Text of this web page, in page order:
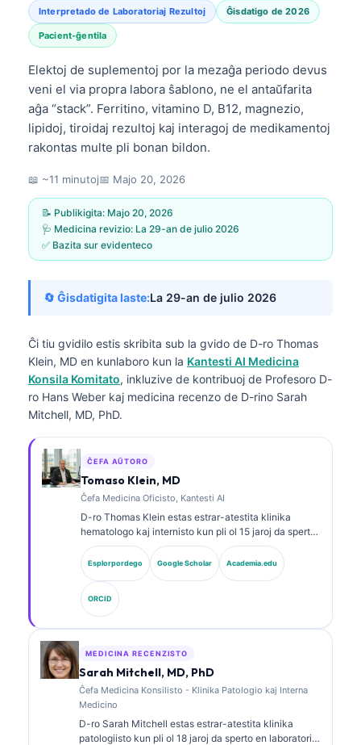
Interpretado de Laboratoriaj Rezultoj Ĝisdatigo de 2026
Pacient-ĝentila
Elektoj de suplementoj por la mezaĝa periodo devus
veni el via propra labora ŝablono, ne el antaŭfarita
aĝa “stack”. Ferritino, vitamino D, B12, magnezio,
lipidoj, tiroidaj rezultoj kaj interagoj de medikamentoj
rakontas multe pli bonan bildon.
📖 ~11 minutoj📅 Majo 20, 2026
📝 Publikigita: Majo 20, 2026
🩺 Medicina revizio: La 29-an de julio 2026
✅ Bazita sur evidenteco
🔄 Ĝisdatigita laste:La 29-an de julio 2026
Ĉi tiu gvidilo estis skribita sub la gvido de D-ro Thomas
Klein, MD en kunlaboro kun la Kantesti AI Medicina
Konsila Komitato, inkluzive de kontribuoj de Profesoro D-
ro Hans Weber kaj medicina recenzo de D-rino Sarah
Mitchell, MD, PhD.
ĈEFA AŬTORO
Tomaso Klein, MD
Ĉefa Medicina Oficisto, Kantesti AI
D-ro Thomas Klein estas estrar-atestita klinika
hematologo kaj internisto kun pli ol 15 jaroj da sperto
en laboratoria medicino kaj AI-helpita klinika analizo.
Kiel Ĉefa Medicina Oficiro ĉe Kantesti AI, li provizas
klinikan superrigardon pri la medicina precizeco de la
proprieta neŭrala reto. D-ro Klein publikigis vaste pri
interpretado de biomarkiloj kaj laboratoria
diagnozado pri temoj de laboratoria medicino.
Esplorpordego Google Scholar Academia.edu
ORCID
MEDICINA RECENZISTO
Sarah Mitchell, MD, PhD
Ĉefa Medicina Konsilisto - Klinika Patologio kaj Interna
Medicino
D-ro Sarah Mitchell estas estrar-atestita klinika
patologiisto kun pli ol 18 jaroj da sperto en laboratoria